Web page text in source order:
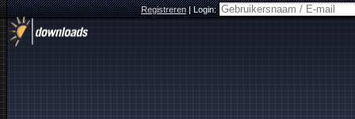
Registreren|Login: